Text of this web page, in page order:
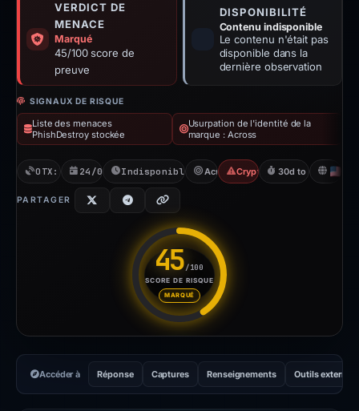
VERDICT DE
MENACE
Marqué
45/100 score de
preuve
DISPONIBILITÉ
Contenu indisponible
Le contenu n'était pas
disponible dans la
dernière observation
SIGNAUX DE RISQUE
Liste des menaces
PhishDestroy stockée
Usurpation de l'identité de la
marque : Across
OTX: 9 refs24/03/2026Indisponible depuis 06/06/2026
AcrossCrypto Scam30d to unavailable
PARTAGER
45/100
SCORE DE RISQUE
MARQUÉ
Score de risque : 45 sur
Accéder à Réponse Captures Renseignements Outils externes